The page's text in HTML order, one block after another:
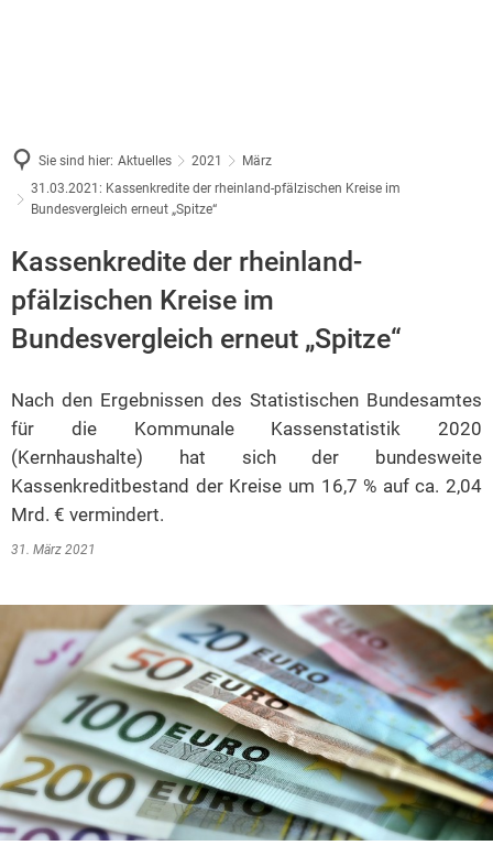
Sie sind hier: Aktuelles 2021
März
31.03.2021: Kassenkredite der rheinland-pfälzischen Kreise im
Bundesvergleich erneut „Spitze“
Kassenkredite der rheinland-
pfälzischen Kreise im
Bundesvergleich erneut „Spitze“
Nach den Ergebnissen des Statistischen Bundesamtes
für die Kommunale Kassenstatistik 2020
(Kernhaushalte) hat sich der bundesweite
Kassenkreditbestand der Kreise um 16,7 % auf ca. 2,04
Mrd. € vermindert.
31. März 2021